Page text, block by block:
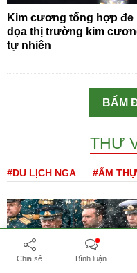
Kim cương tổng hợp đe
dọa thị trường kim
tự nhiên
BẤM
THƯ
#DU LỊCH NGA #ẨM
Chia sẻ Bình luận